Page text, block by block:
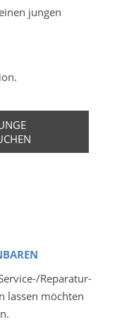
jungen
Reparatur-
lassen möchten